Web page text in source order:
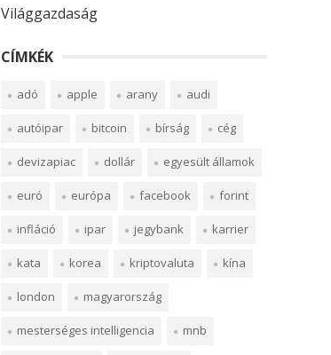
Világgazdaság
CÍMKÉK
adó apple arany audi
autóipar bitcoin bírság cég
devizapiac dollár egyesült államok
euró európa facebook forint
infláció ipar jegybank karrier
kata korea kriptovaluta kína
london magyarország
mesterséges intelligencia mnb